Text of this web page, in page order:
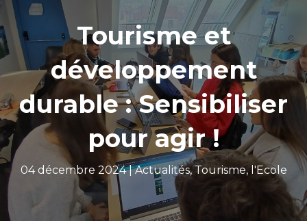
Tourisme et
développement
durable : Sensibiliser
pour agir !
04 décembre 2024 |Actualités,Tourisme,l'Ecole